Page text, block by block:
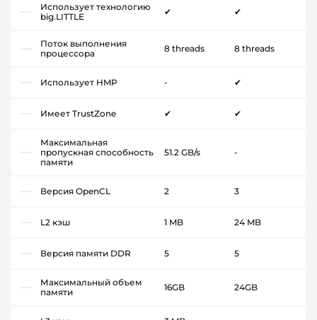
Использует технологию
big.LITTLE
✔ ✔
Поток выполнения
процессора
8 threads 8 threads
Использует HMP - ✔
Имеет TrustZone ✔ ✔
Максимальная
пропускная способность
памяти
51.2 GB/s -
Версия OpenCL 2 3
L2 кэш 1 MB 24 MB
Версия памяти DDR 5 5
Максимальный объем
памяти
16GB 24GB